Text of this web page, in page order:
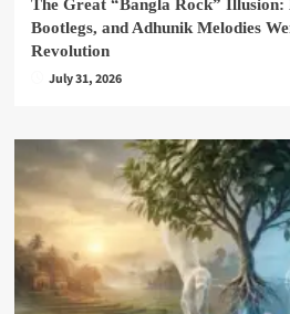
The Great “Bangla Rock” Illusion:
Bootlegs, and Adhunik Melodies
Revolution
July 31, 2026